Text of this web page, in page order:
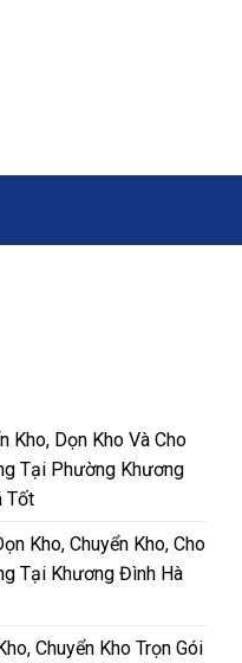
Kho, Dọn Kho Và Cho
Tại Phường Khương
Tốt
Kho, Chuyển Kho, Cho
Tại Khương Đình Hà
Chuyển Kho Trọn Gói